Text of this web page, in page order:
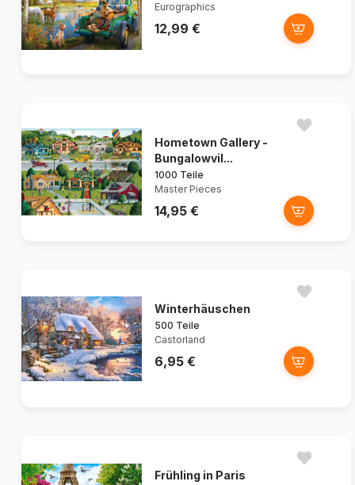
Eurographics
12,99 €
Hometown Gallery -
Bungalowvil...
1000 Teile
Master Pieces
14,95 €
Winterhäuschen
500 Teile
Castorland
6,95 €
Frühling in Paris